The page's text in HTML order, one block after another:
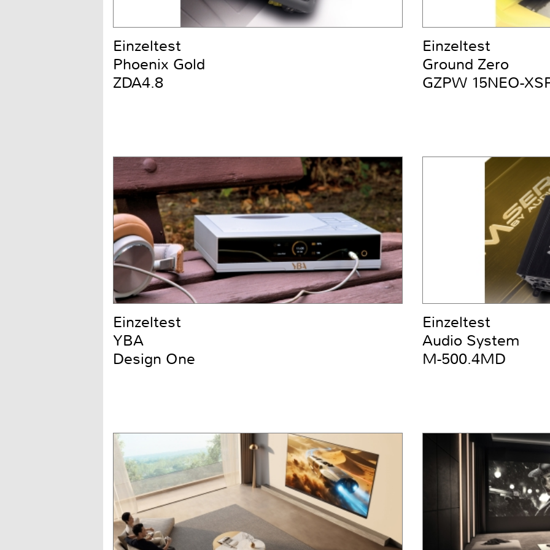
Einzeltest
Phoenix Gold
ZDA4.8
Einzeltest
Ground Zero
GZPW 15NEO-
Einzeltest
YBA
Design One
Einzeltest
Audio System
M-500.4MD